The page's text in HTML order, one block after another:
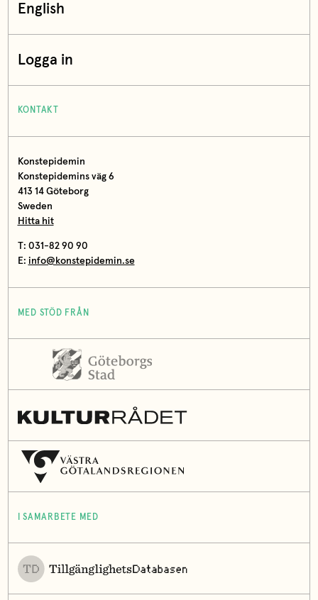
English
Logga in
KONTAKT
Konstepidemin
Konstepidemins väg 6
413 14 Göteborg
Sweden
Hitta hit
T: 031-82 90 90
E: info@konstepidemin.se
MED STÖD FRÅN
I SAMARBETE MED